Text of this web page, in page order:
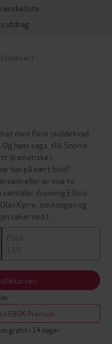
ønskeliste
utdrag
(innleser)
med flere skaldekvad
hans saga, slik Snorre
dramatiske i
han på nært hold?
sønn eller av sine to
samtaler dronning Ellisiv
Kyrre, om kongen og
søker ned t…
Ebok
159,-
EBOK Premium
gratis i 14 dager